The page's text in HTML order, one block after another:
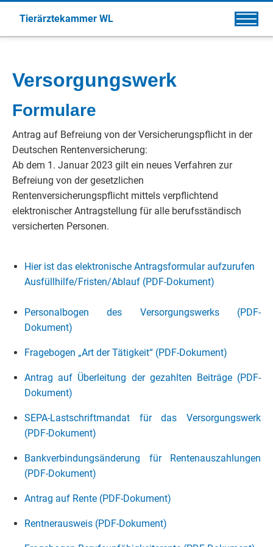
Tierärztekammer WL
Versorgungswerk
Formulare
Antrag auf Befreiung von der Versicherungspflicht in der
Deutschen Rentenversicherung:
Ab dem 1. Januar 2023 gilt ein neues Verfahren zur
Befreiung von der gesetzlichen
Rentenversicherungspflicht mittels verpflichtend
elektronischer Antragstellung für alle berufsständisch
versicherten Personen.
Hier ist das elektronische Antragsformular aufzurufen
Ausfüllhilfe/Fristen/Ablauf (PDF-Dokument)
Personalbogen des Versorgungswerks (PDF-
Dokument)
Fragebogen „Art der Tätigkeit“ (PDF-Dokument)
Antrag auf Überleitung der gezahlten Beiträge (PDF-
Dokument)
SEPA-Lastschriftmandat für das Versorgungswerk
(PDF-Dokument)
Bankverbindungsänderung für Rentenauszahlungen
(PDF-Dokument)
Antrag auf Rente (PDF-Dokument)
Rentnerausweis (PDF-Dokument)